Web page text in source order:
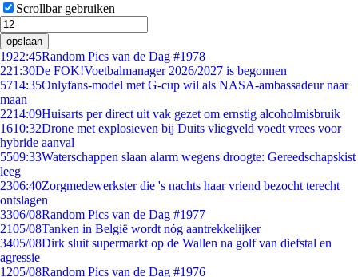
Scrollbar gebruiken
opslaan
1922:45Random Pics van de Dag #1978
221:30De FOK!Voetbalmanager 2026/2027 is begonnen
5714:35Onlyfans-model met G-cup wil als NASA-ambassadeur naar
maan
2214:09Huisarts per direct uit vak gezet om ernstig alcoholmisbruik
1610:32Drone met explosieven bij Duits vliegveld voedt vrees voor
hybride aanval
5509:33Waterschappen slaan alarm wegens droogte: Gereedschapskist
leeg
2306:40Zorgmedewerkster die 's nachts haar vriend bezocht terecht
ontslagen
3306/08Random Pics van de Dag #1977
2105/08Tanken in België wordt nóg aantrekkelijker
3405/08Dirk sluit supermarkt op de Wallen na golf van diefstal en
agressie
1205/08Random Pics van de Dag #1976